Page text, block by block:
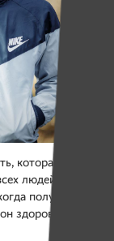
которая
людей
получает то,
здоров, у него